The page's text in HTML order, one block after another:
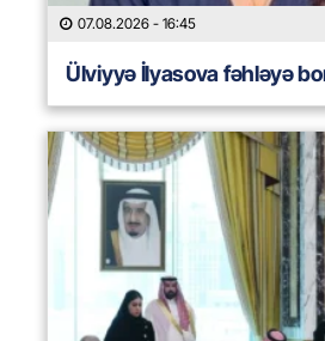
07.08.2026 - 16:45
Ülviyyə İlyasova fəhləyə